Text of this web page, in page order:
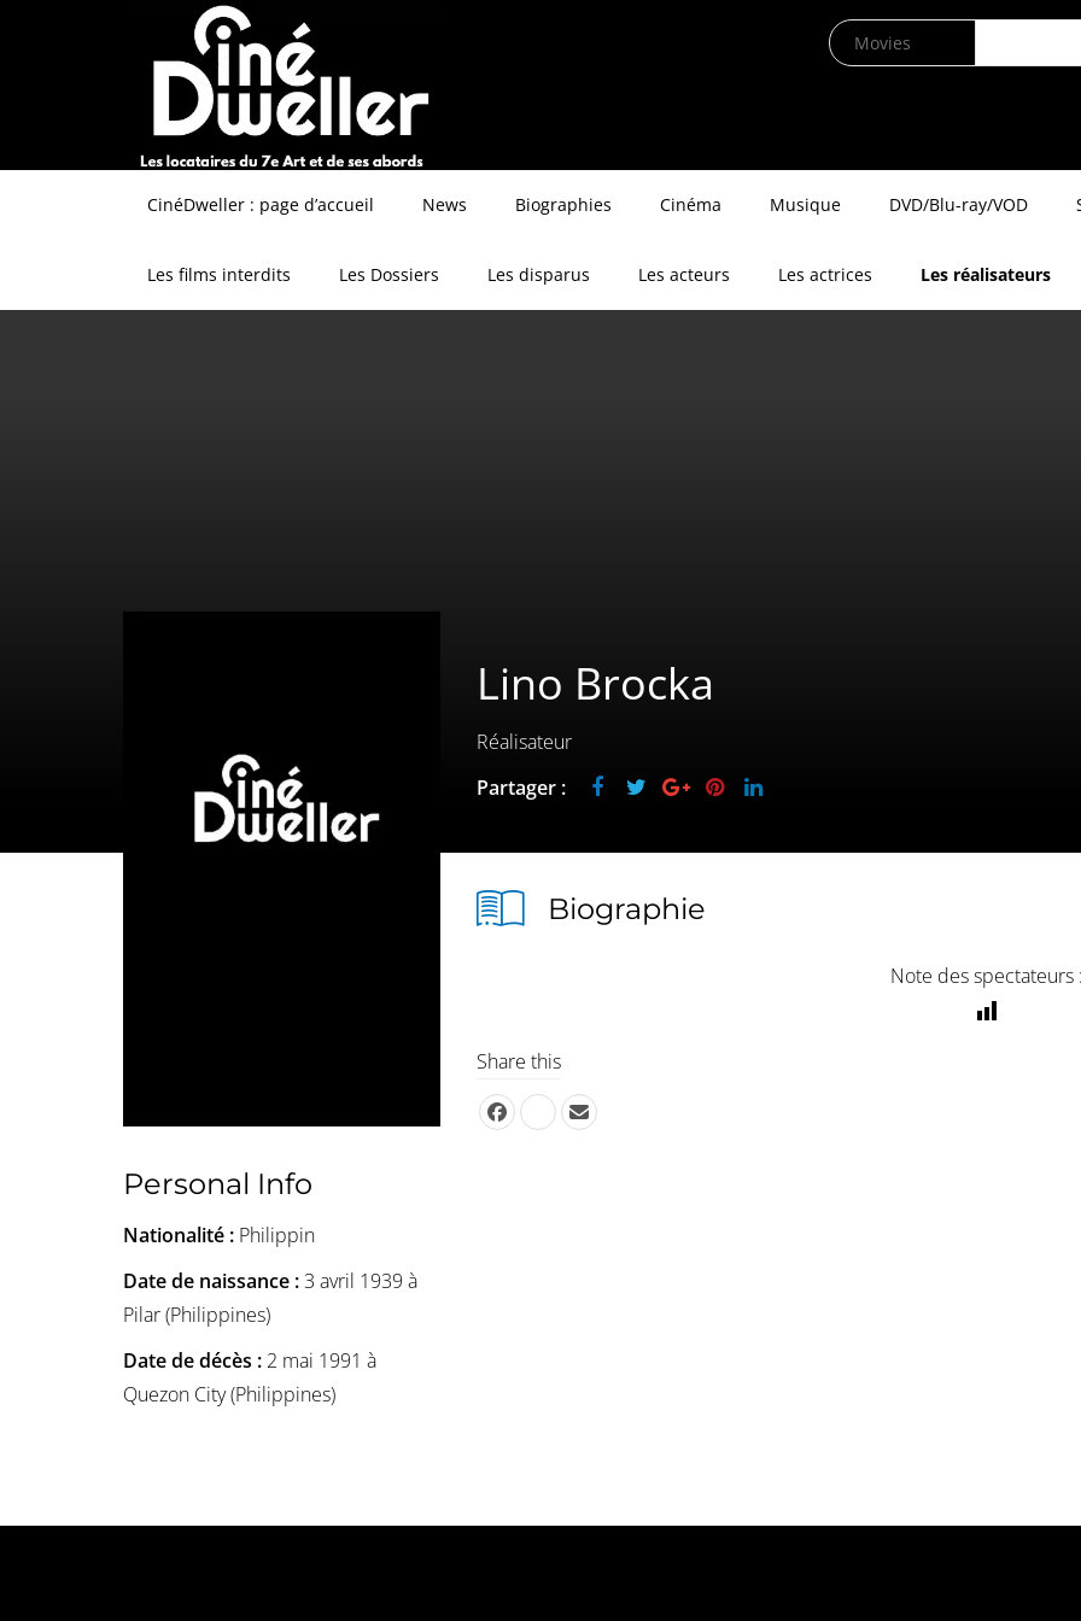
CinéDweller : page d’accueil News Biographies Cinéma Musique DVD/Blu-ray/VOD
Les films interdits Les Dossiers Les disparus Les acteurs Les actrices Les réalisateurs
Lino Brocka
Réalisateur
Partager :
Personal Info
Nationalité : Philippin
Date de naissance :3 avril 1939 à
Pilar (Philippines)
Date de décès : 2 mai 1991 à
Quezon City (Philippines)
Biographie
Note des spectateurs
Share this